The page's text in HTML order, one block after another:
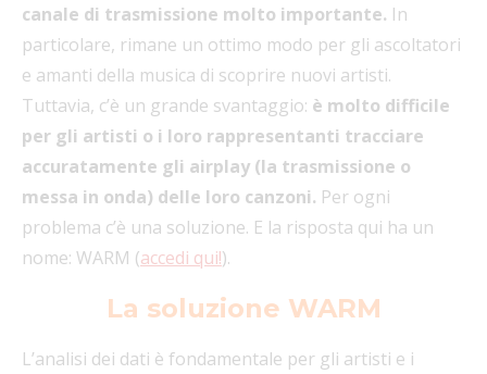
canale di trasmissione molto importante. In
particolare, rimane un ottimo modo per gli ascoltatori
e amanti della musica di scoprire nuovi artisti.
Tuttavia, c’è un grande svantaggio: è molto difficile
per gli artisti o i loro rappresentanti tracciare
accuratamente gli airplay (la trasmissione o
messa in onda) delle loro canzoni. Per ogni
problema c’è una soluzione. E la risposta qui ha un
nome: WARM (accedi qui!).
La soluzione WARM
L’analisi dei dati è fondamentale per gli artisti e i